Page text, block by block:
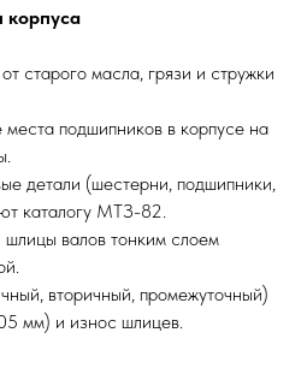
корпуса
старого масла, грязи и стружки
подшипников в корпусе на
детали (шестерни, подшипники,
каталогу МТЗ-82.
валов тонким слоем
вторичный, промежуточный)
мм) и износ шлицев.